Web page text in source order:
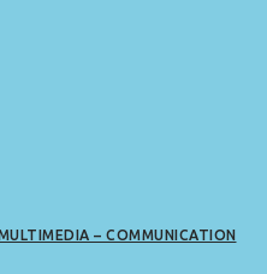
– COMMUNICATION